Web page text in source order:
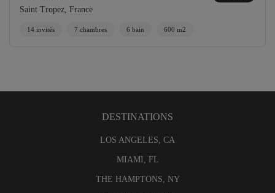
Saint Tropez, France
14 invités 7 chambres 6 bain 600 m2
DESTINATIONS
LOS ANGELES, CA
MIAMI, FL
THE HAMPTONS, NY